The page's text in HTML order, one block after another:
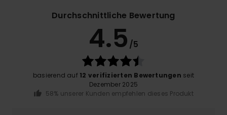
Durchschnittliche Bewertung
4.5 /5
basierend auf 12 verifizierten Bewertungen seit
Dezember 2025
58% unserer Kunden empfehlen dieses Produkt